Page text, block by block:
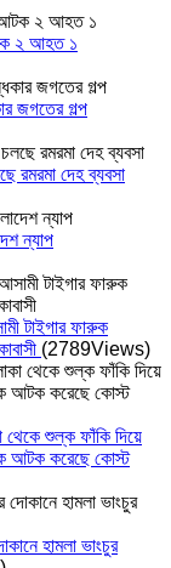
২ আহত ১
জগতের গল্প
রমরমা দেহ ব্যবসা
ন্যাপ
টাইগার ফারুক
(2789Views)
থেকে শুল্ক ফাঁকি দিয়ে
আটক করেছে কোস্ট
হামলা ভাংচুর